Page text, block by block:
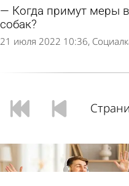
Когда примут меры
собак?
21 июля 2022 10:36